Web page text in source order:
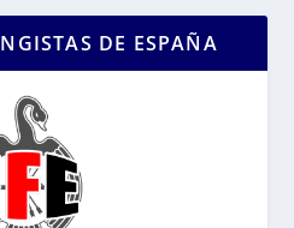
DE ESPAÑA